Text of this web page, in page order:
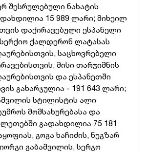
შესრულებული ნახატის
15 989 ლარი; მიხეილ
დაქირავებული ესპანელი
ქალდერონ ლატასას
საცხოვრებელი
მისი თარჯიმნის
და ესპანეთში
გახარჯულია - 191 643 ლარი;
სტილისტის ალი
მომსახურებასა და
გადახდილია 75 181
გოგა ხაჩიძის, ნუგზარ
გაბაშვილის, სერგო